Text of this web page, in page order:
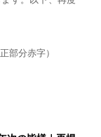
部分赤字）